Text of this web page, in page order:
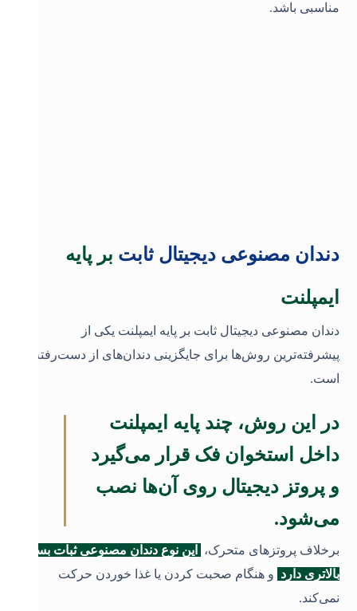
مناسبی باشد.
دندان مصنوعی دیجیتال ثابت بر پایه
ایمپلنت
دندان مصنوعی دیجیتال ثابت بر پایه ایمپلنت یکی از
پیشرفته‌ترین روش‌ها برای جایگزینی دندان‌های از دست‌رفته
است.
در این روش، چند پایه ایمپلنت
داخل استخوان فک قرار می‌گیرد
و پروتز دیجیتال روی آن‌ها نصب
می‌شود.
برخلاف پروتزهای متحرک،
این نوع دندان مصنوعی ثبات بسیار
بالاتری دارد و هنگام صحبت کردن یا غذا خوردن حرکت
نمی‌کند.